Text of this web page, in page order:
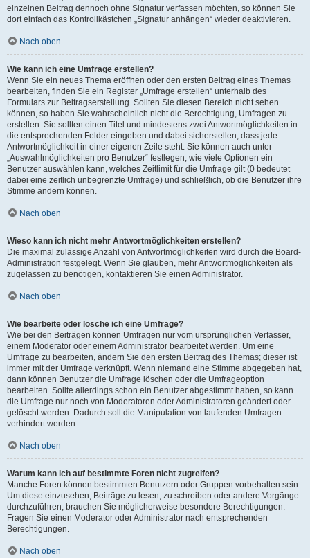
einzelnen Beitrag dennoch ohne Signatur verfassen möchten, so können Sie
dort einfach das Kontrollkästchen „Signatur anhängen“ wieder deaktivieren.
Nach oben
Wie kann ich eine Umfrage erstellen?
Wenn Sie ein neues Thema eröffnen oder den ersten Beitrag eines Themas
bearbeiten, finden Sie ein Register „Umfrage erstellen“ unterhalb des
Formulars zur Beitragserstellung. Sollten Sie diesen Bereich nicht sehen
können, so haben Sie wahrscheinlich nicht die Berechtigung, Umfragen zu
erstellen. Sie sollten einen Titel und mindestens zwei Antwortmöglichkeiten in
die entsprechenden Felder eingeben und dabei sicherstellen, dass jede
Antwortmöglichkeit in einer eigenen Zeile steht. Sie können auch unter
„Auswahlmöglichkeiten pro Benutzer“ festlegen, wie viele Optionen ein
Benutzer auswählen kann, welches Zeitlimit für die Umfrage gilt (0 bedeutet
dabei eine zeitlich unbegrenzte Umfrage) und schließlich, ob die Benutzer ihre
Stimme ändern können.
Nach oben
Wieso kann ich nicht mehr Antwortmöglichkeiten erstellen?
Die maximal zulässige Anzahl von Antwortmöglichkeiten wird durch die Board-
Administration festgelegt. Wenn Sie glauben, mehr Antwortmöglichkeiten als
zugelassen zu benötigen, kontaktieren Sie einen Administrator.
Nach oben
Wie bearbeite oder lösche ich eine Umfrage?
Wie bei den Beiträgen können Umfragen nur vom ursprünglichen Verfasser,
einem Moderator oder einem Administrator bearbeitet werden. Um eine
Umfrage zu bearbeiten, ändern Sie den ersten Beitrag des Themas; dieser ist
immer mit der Umfrage verknüpft. Wenn niemand eine Stimme abgegeben hat,
dann können Benutzer die Umfrage löschen oder die Umfrageoption
bearbeiten. Sollte allerdings schon ein Benutzer abgestimmt haben, so kann
die Umfrage nur noch von Moderatoren oder Administratoren geändert oder
gelöscht werden. Dadurch soll die Manipulation von laufenden Umfragen
verhindert werden.
Nach oben
Warum kann ich auf bestimmte Foren nicht zugreifen?
Manche Foren können bestimmten Benutzern oder Gruppen vorbehalten sein.
Um diese einzusehen, Beiträge zu lesen, zu schreiben oder andere Vorgänge
durchzuführen, brauchen Sie möglicherweise besondere Berechtigungen.
Fragen Sie einen Moderator oder Administrator nach entsprechenden
Berechtigungen.
Nach oben